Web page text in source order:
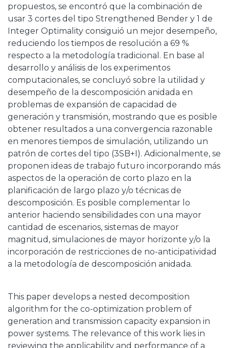
propuestos, se encontró que la combinación de
usar 3 cortes del tipo Strengthened Bender y 1 de
Integer Optimality consiguió un mejor desempeño,
reduciendo los tiempos de resolución a 69 %
respecto a la metodología tradicional. En base al
desarrollo y análisis de los experimentos
computacionales, se concluyó sobre la utilidad y
desempeño de la descomposición anidada en
problemas de expansión de capacidad de
generación y transmisión, mostrando que es posible
obtener resultados a una convergencia razonable
en menores tiempos de simulación, utilizando un
patrón de cortes del tipo (3SB+I). Adicionalmente, se
proponen ideas de trabajo futuro incorporando más
aspectos de la operación de corto plazo en la
planificación de largo plazo y/o técnicas de
descomposición. Es posible complementar lo
anterior haciendo sensibilidades con una mayor
cantidad de escenarios, sistemas de mayor
magnitud, simulaciones de mayor horizonte y/o la
incorporación de restricciones de no-anticipatividad
a la metodología de descomposición anidada.
This paper develops a nested decomposition
algorithm for the co-optimization problem of
generation and transmission capacity expansion in
power systems. The relevance of this work lies in
reviewing the applicability and performance of a